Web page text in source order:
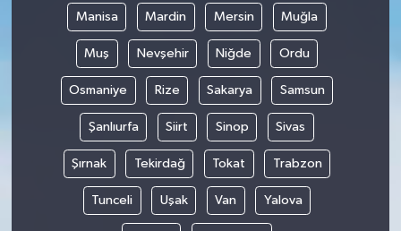
Manisa Mardin Mersin Muğla
Muş Nevşehir Niğde Ordu
Osmaniye Rize Sakarya Samsun
Şanlıurfa Siirt Sinop Sivas
Şırnak Tekirdağ Tokat Trabzon
Tunceli Uşak Van Yalova